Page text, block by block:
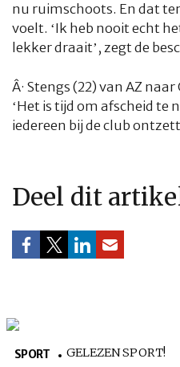
nu ruimschoots. En dat
voelt. ‘Ik heb nooit echt
lekker draait’, zegt de
Â· Stengs (22) van AZ naar
‘Het is tijd om afscheid te
iedereen bij de club
Deel dit
SPORT GELEZEN SPORT!